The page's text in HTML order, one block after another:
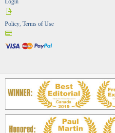
Login
Policy, Terms of Use